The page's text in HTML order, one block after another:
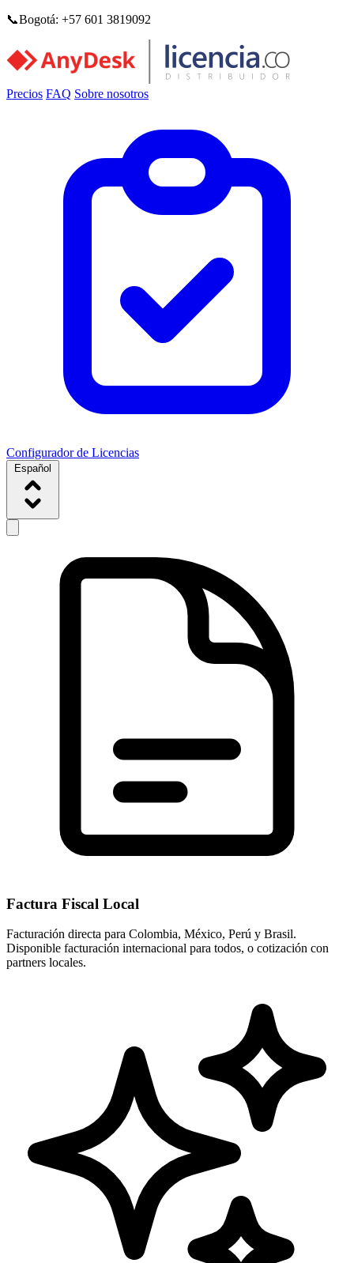
Saltar al contenido principal
📞Bogotá: +57 601 3819092
Precios FAQ Sobre nosotros
Configurador de Licencias
Español
Factura Fiscal Local
Facturación directa para Colombia, México, Perú y Brasil.
Disponible facturación internacional para todos, o cotización con
partners locales.